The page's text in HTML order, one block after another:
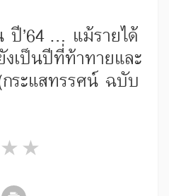
ปี’64 ... แม้รายได้
เป็นปีที่ท้าทายและ
ระแสทรรศน์ ฉบับ
4 stars
3 stars